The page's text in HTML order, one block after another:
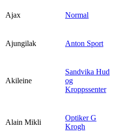
Ajax Normal
Ajungilak Anton Sport
Akileine
Sandvika Hud
og
Kroppssenter
Alain Mikli
Optiker G
Krogh